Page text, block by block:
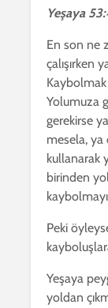
Yeşaya
En son ne
çalışırken
Yolumuza
gerekirse
mesela,
kullanarak
birinden
Peki
Yeşaya
yoldan